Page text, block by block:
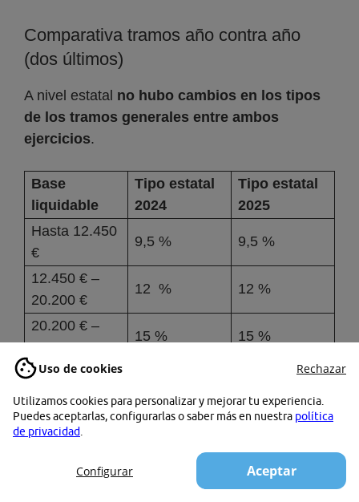
Uso de cookies Rechazar
Utilizamos cookies para personalizar y mejorar tu experiencia.
Puedes aceptarlas, configurarlas o saber más en nuestra política
de privacidad
Aceptar
Configurar
Comparativa tramos año contra año
(dos últimos)
A nivel estatal no hubo cambios en los tipos
de los tramos generales entre ambos
ejercicios.
Base
liquidable
Tipo estatal
2024
Tipo estatal
2025
Hasta 12.450
€
9,5 % 9,5 %
12.450 € –
20.200 €
12 % 12 %
20.200 € –
35.200 €
15 % 15 %
35.200 € –
60.000 €
60.000 € –
300.000 €
Más de
24,5 %